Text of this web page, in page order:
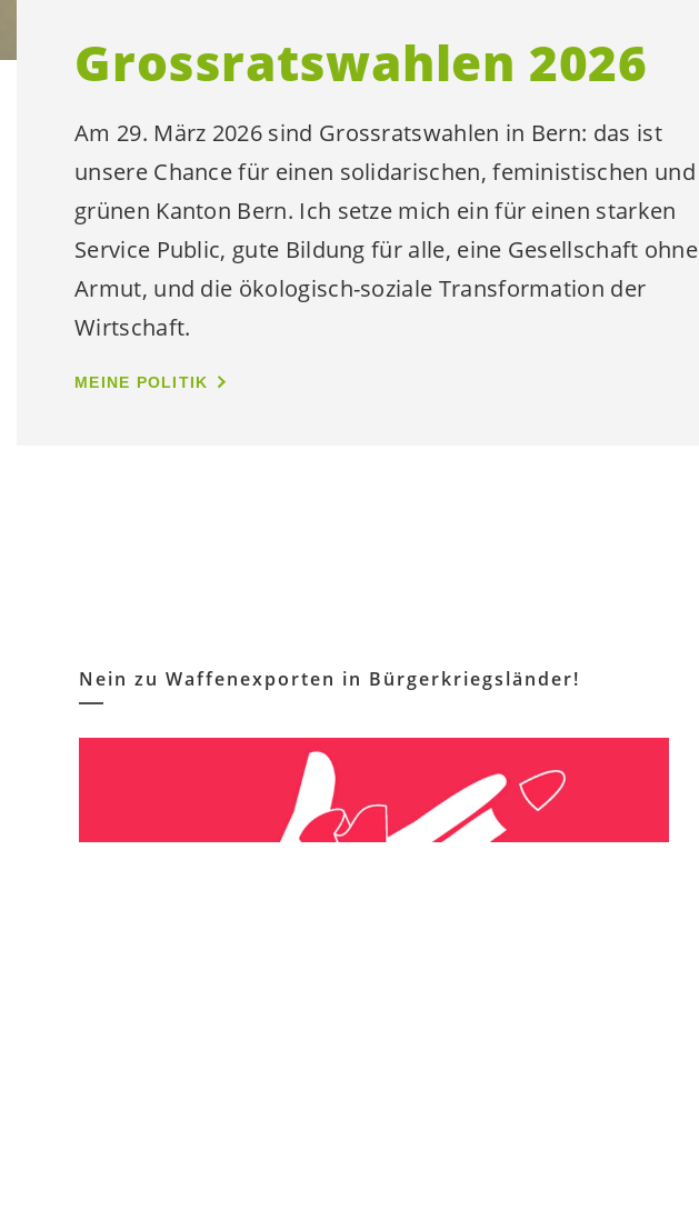
Grossratswahlen 2026
Am 29. März 2026 sind Grossratswahlen in Bern: das ist
unsere Chance für einen solidarischen, feministischen und
grünen Kanton Bern. Ich setze mich ein für einen starken
Service Public, gute Bildung für alle, eine Gesellschaft ohne
Armut, und die ökologisch-soziale Transformation der
Wirtschaft.
MEINE POLITIK
Nein zu Waffenexporten in Bürgerkriegsländer!